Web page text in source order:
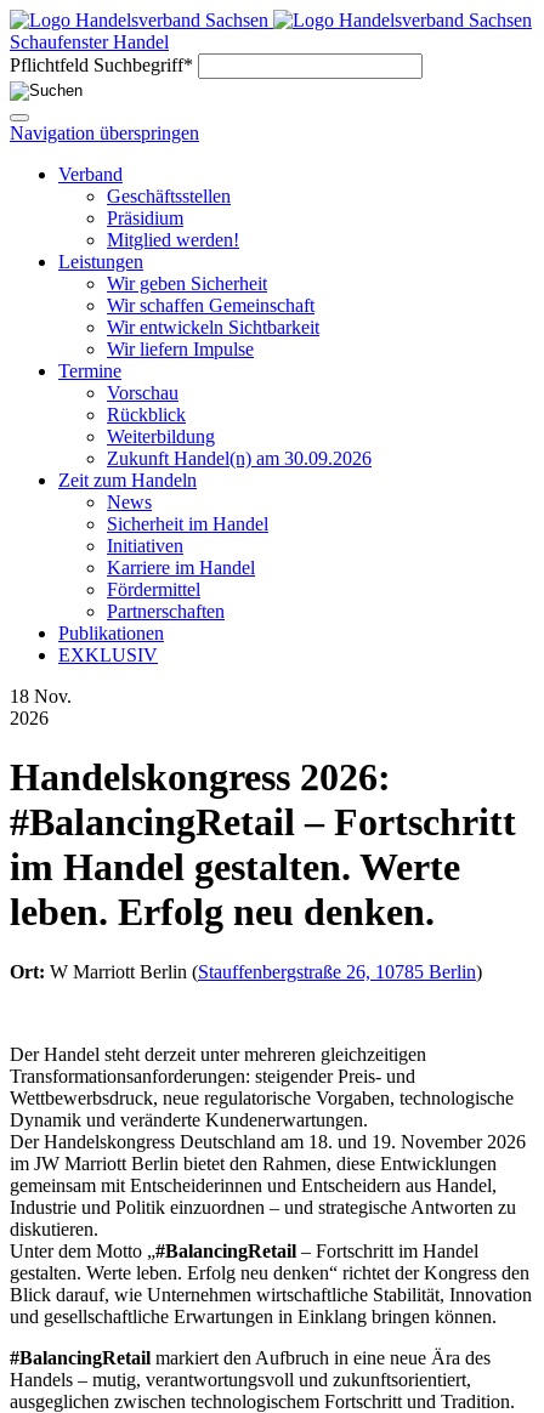
Schaufenster Handel
Pflichtfeld Suchbegriff*
Navigation überspringen
Verband
Geschäftsstellen
Präsidium
Mitglied werden!
Leistungen
Wir geben Sicherheit
Wir schaffen Gemeinschaft
Wir entwickeln Sichtbarkeit
Wir liefern Impulse
Termine
Vorschau
Rückblick
Weiterbildung
Zukunft Handel(n) am 30.09.2026
Zeit zum Handeln
News
Sicherheit im Handel
Initiativen
Karriere im Handel
Fördermittel
Partnerschaften
Publikationen
EXKLUSIV
18 Nov.
2026
Handelskongress 2026:
#BalancingRetail – Fortschritt
im Handel gestalten. Werte
leben. Erfolg neu denken.
Ort: W Marriott Berlin (Stauffenbergstraße 26, 10785 Berlin)
Der Handel steht derzeit unter mehreren gleichzeitigen
Transformationsanforderungen: steigender Preis- und
Wettbewerbsdruck, neue regulatorische Vorgaben, technologische
Dynamik und veränderte Kundenerwartungen.
Der Handelskongress Deutschland am 18. und 19. November 2026
im JW Marriott Berlin bietet den Rahmen, diese Entwicklungen
gemeinsam mit Entscheiderinnen und Entscheidern aus Handel,
Industrie und Politik einzuordnen – und strategische Antworten zu
diskutieren.
Unter dem Motto „#BalancingRetail – Fortschritt im Handel
gestalten. Werte leben. Erfolg neu denken“ richtet der Kongress den
Blick darauf, wie Unternehmen wirtschaftliche Stabilität, Innovation
und gesellschaftliche Erwartungen in Einklang bringen können.
#BalancingRetail markiert den Aufbruch in eine neue Ära des
Handels – mutig, verantwortungsvoll und zukunftsorientiert,
ausgeglichen zwischen technologischem Fortschritt und Tradition.